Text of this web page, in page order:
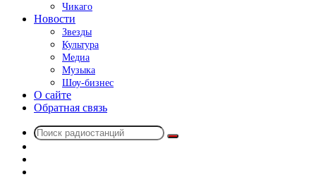
Чикаго
Новости
Звезды
Культура
Медиа
Музыка
Шоу-бизнес
О сайте
Обратная связь
Поиск